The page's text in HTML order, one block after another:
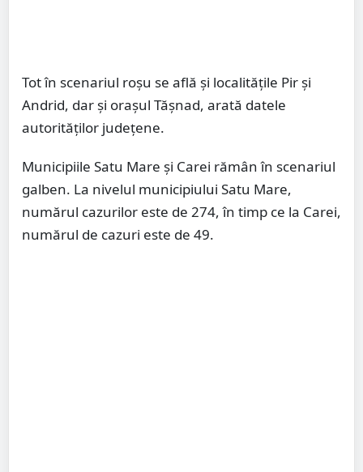
Tot în scenariul roșu se află și localitățile Pir și
Andrid, dar și orașul Tășnad, arată datele
autorităților județene.
Municipiile Satu Mare și Carei rămân în scenariul
galben. La nivelul municipiului Satu Mare,
numărul cazurilor este de 274, în timp ce la Carei,
numărul de cazuri este de 49.